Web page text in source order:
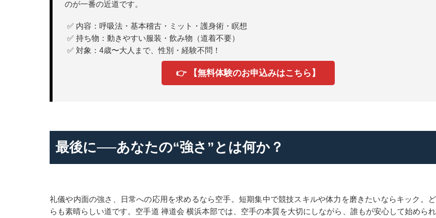
のが一番の近道です。
✅ 内容：呼吸法・基本稽古・ミット・護身術・瞑想
✅ 持ち物：動きやすい服装・飲み物（道着不要）
✅ 対象：4歳〜大人まで、性別・経験不問！
👉 【無料体験のお申込みはこちら】
最後に──あなたの“強さ”とは何か？
礼儀や内面の強さ、日常への応用を求めるなら空手。短期集中で競技スキルや体力を磨きたいならキック。
らも素晴らしい道です。空手道 禅道会 横浜本部では、空手の本質を大切にしながら、誰もが安心して始めら